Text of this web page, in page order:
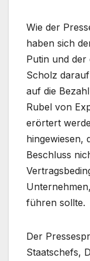
Wie der
haben sich
Putin und der
Scholz
auf die
Rubel von
erörtert
hingewiesen,
Beschluss
führen sollte.
Der
Staatschefs,